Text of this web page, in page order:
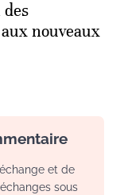
nouveaux
et de
sous